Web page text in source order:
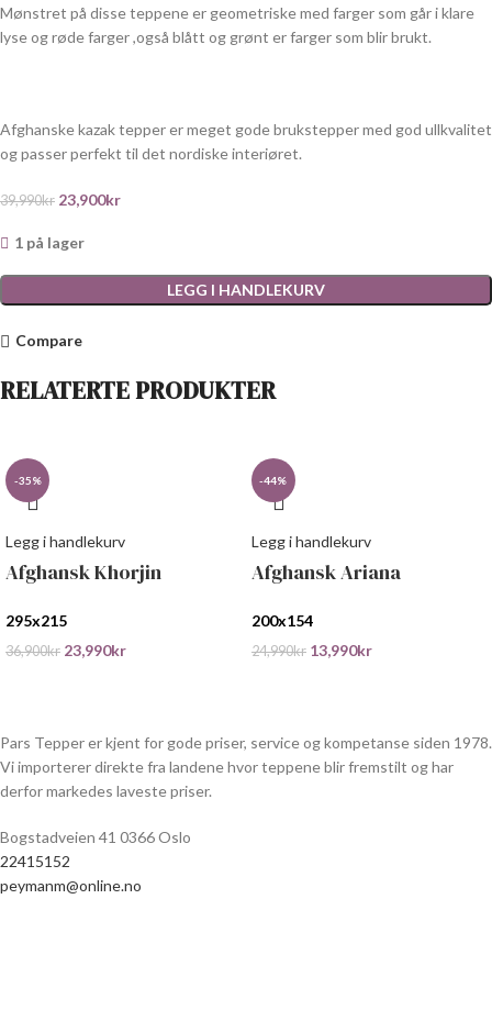
Mønstret på disse teppene er geometriske med farger som går i klare
lyse og røde farger ,også blått og grønt er farger som blir brukt.
Afghanske kazak tepper er meget gode brukstepper med god ullkvalitet
og passer perfekt til det nordiske interiøret.
39,990kr 23,900kr
1 på lager
LEGG I HANDLEKURV
Compare
RELATERTE PRODUKTER
-35%
Legg i handlekurv
Afghansk Khorjin
295x215
36,900kr 23,990kr
-44%
Legg i handlekurv
Afghansk Ariana
200x154
24,990kr 13,990kr
Pars Tepper er kjent for gode priser, service og kompetanse siden 1978.
Vi importerer direkte fra landene hvor teppene blir fremstilt og har
derfor markedes laveste priser.
Bogstadveien 41 0366 Oslo
22415152
peymanm@online.no